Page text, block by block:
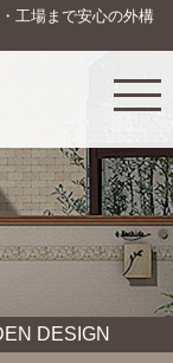
工場まで安心の外構
DESIGN